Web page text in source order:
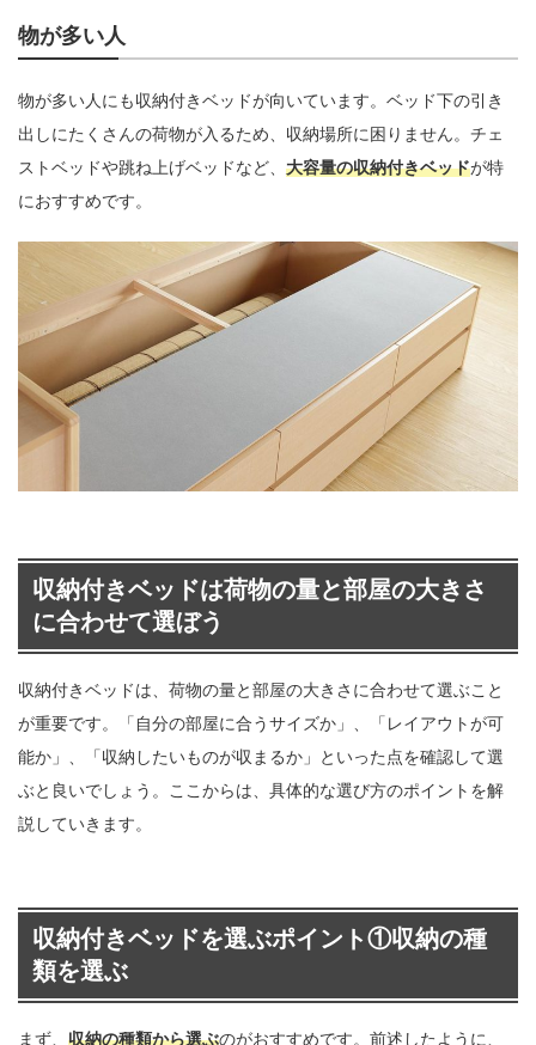
物が多い人
物が多い人にも収納付きベッドが向いています。ベッド下の引き
出しにたくさんの荷物が入るため、収納場所に困りません。チェ
ストベッドや跳ね上げベッドなど、 大容量の収納付きベッドが特
におすすめです。
収納付きベッドは荷物の量と部屋の大きさ
に合わせて選ぼう
収納付きベッドは、荷物の量と部屋の大きさに合わせて選ぶこと
が重要です。「自分の部屋に合うサイズか」、「レイアウトが可
能か」、「収納したいものが収まるか」といった点を確認して選
ぶと良いでしょう。ここからは、具体的な選び方のポイントを解
説していきます。
収納付きベッドを選ぶポイント①収納の種
類を選ぶ
まず、 収納の種類から選ぶのがおすすめです。前述したように、